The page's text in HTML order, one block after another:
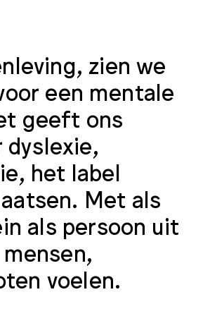
zien we
een mentale
geeft ons
dyslexie,
het label
Met als
als persoon uit
voelen.